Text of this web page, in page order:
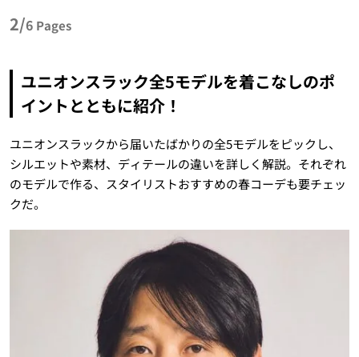
2/6 Pages
ユニオンスラック全5モデルを着こなしのポ
イントとともに紹介！
ユニオンスラックから届いたばかりの全5モデルをピックし、
シルエットや素材、ディテールの違いを詳しく解説。それぞれ
のモデルで作る、スタイリストおすすめの春コーデも要チェッ
クだ。